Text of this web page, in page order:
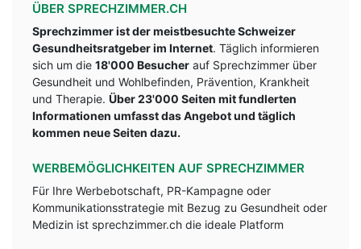
ÜBER SPRECHZIMMER.CH
Sprechzimmer ist der meistbesuchte Schweizer
Gesundheitsratgeber im Internet. Täglich informieren
sich um die 18'000 Besucher auf Sprechzimmer über
Gesundheit und Wohlbefinden, Prävention, Krankheit
und Therapie. Über 23'000 Seiten mit fundlerten
Informationen umfasst das Angebot und täglich
kommen neue Seiten dazu.
WERBEMÖGLICHKEITEN AUF SPRECHZIMMER
Für Ihre Werbebotschaft, PR-Kampagne oder
Kommunikationsstrategie mit Bezug zu Gesundheit oder
Medizin ist sprechzimmer.ch die ideale Platform